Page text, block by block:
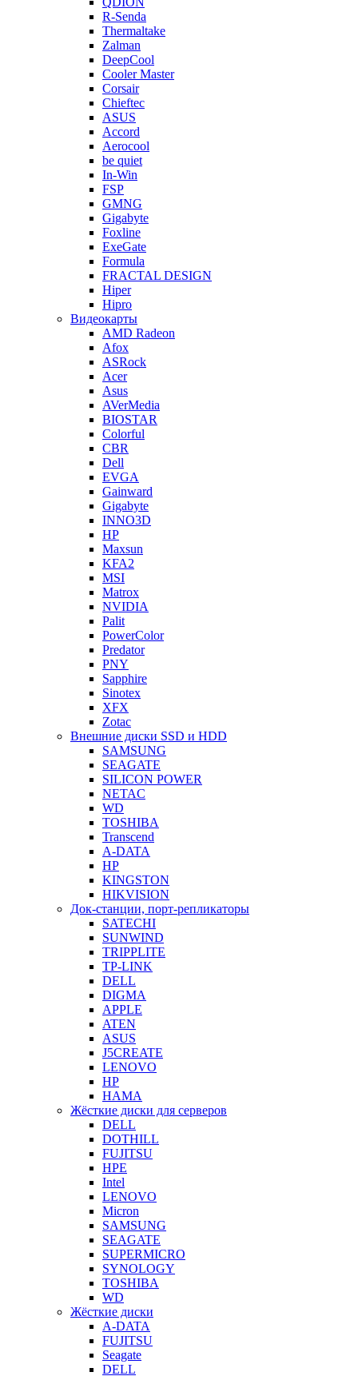
R-Senda
Thermaltake
Zalman
DeepCool
Cooler Master
Corsair
Chieftec
ASUS
Accord
Aerocool
be quiet
In-Win
FSP
GMNG
Gigabyte
Foxline
ExeGate
Formula
FRACTAL DESIGN
Hiper
Hipro
Видеокарты
AMD Radeon
Afox
ASRock
Acer
Asus
AVerMedia
BIOSTAR
Colorful
CBR
Dell
EVGA
Gainward
Gigabyte
INNO3D
HP
Maxsun
KFA2
MSI
Matrox
NVIDIA
Palit
PowerColor
Predator
PNY
Sapphire
Sinotex
XFX
Zotac
Внешние диски SSD и HDD
SAMSUNG
SEAGATE
SILICON POWER
NETAC
WD
TOSHIBA
Transcend
A-DATA
HP
KINGSTON
HIKVISION
Док-станции, порт-репликаторы
SATECHI
SUNWIND
TRIPPLITE
TP-LINK
DELL
DIGMA
APPLE
ATEN
ASUS
J5CREATE
LENOVO
HP
HAMA
Жёсткие диски для серверов
DELL
DOTHILL
FUJITSU
HPE
Intel
LENOVO
Micron
SAMSUNG
SEAGATE
SUPERMICRO
SYNOLOGY
TOSHIBA
WD
Жёсткие диски
A-DATA
FUJITSU
Seagate
DELL